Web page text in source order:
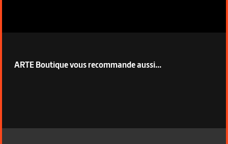
ARTE Boutique vous recommande aussi...